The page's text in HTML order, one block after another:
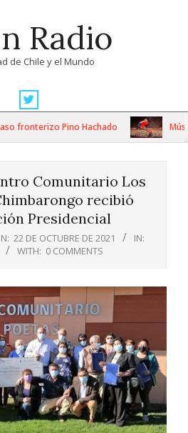
Radio
de Chile y el Mundo
fronterizo Pino Hachado
Comunitario Los
recibió
Presidencial
22 DE OCTUBRE DE 2021
IN:
WITH: 0 COMMENTS